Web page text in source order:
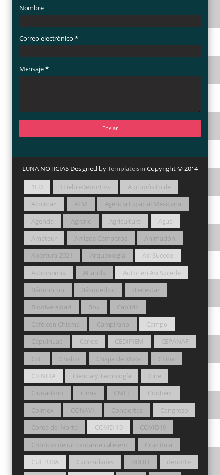
Nombre
Correo electrónico *
Mensaje*
LUNA NOTICIAS Designed byTemplateism Copyright © 2014
1FD 1FiebreDeportiva
A propósito de
Acolman
AEM
Agencia Espacial Mexicana
Agenda
Agrario Agricultura
Agua
Amateur
Amigos Camperos
Animación
Apertura 2021
Arqueología
Así Sucede
Astronomía
Atlautla
Autor en Así Sucede
Bádminton
Básquetbol
Bienestar
Biodiversidad
Box
Cabildo
Café con Chisma
Campirano
Campo
Capulhuac
Carlos CEDIPIEM
CEPANAF
CFE
Chalco Chapa de Mota
China
CIENCIA
Ciencia y Tecnología
Cine
Ciudadano
Clima CMLL
Codhem
Colmex
CONAVI Conciertos
Congreso
Corea del Norte
COVID-19
COVID19
Crónicas de un cantante callejero
Cruz Roja
CULTURA
Curiosidades DDHH
deporte